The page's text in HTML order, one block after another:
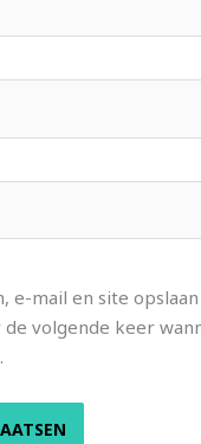
e-mail en site
volgende keer